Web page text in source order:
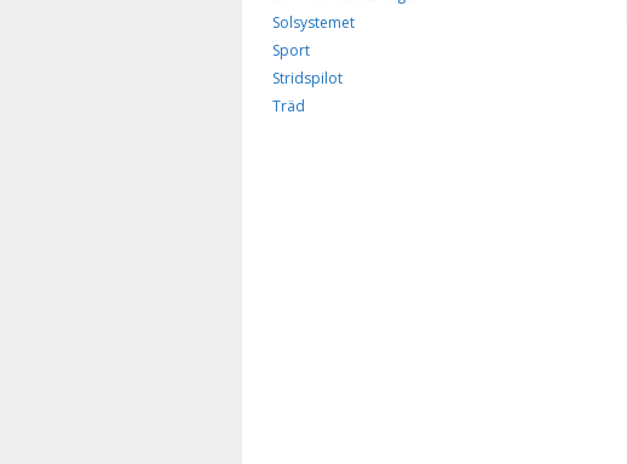
Solsystemet
Sport
Stridspilot
Träd